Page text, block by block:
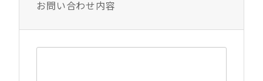
お問い合わせ内容